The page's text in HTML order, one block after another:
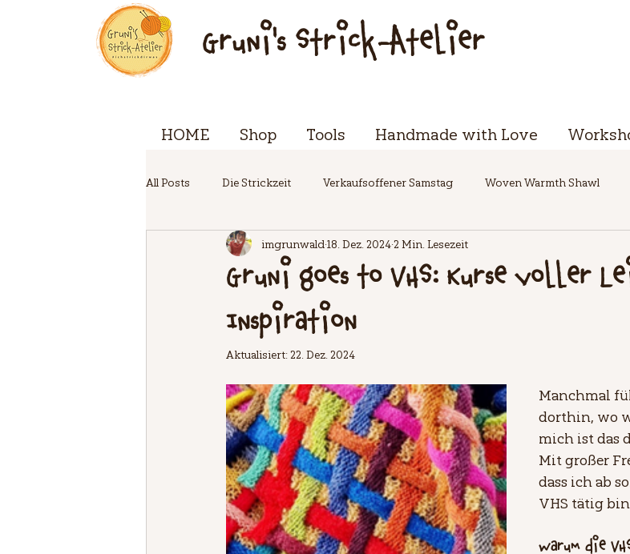
Gruni's Strick-Atelier
HOME Shop Tools Handmade with Love
All Posts Die Strickzeit Verkaufsoffener Samstag Woven Warmth Shawl
EVENTwoche
Gruni goes to VHS: Kurse voller
Inspiration
imgrunwald 18. Dez. 20242 Min. Lesezeit
Aktualisiert:22. Dez. 2024
Manchmal
dorthin, wo
mich ist das
Mit großer
dass ich ab
VHS tätig
Warum die